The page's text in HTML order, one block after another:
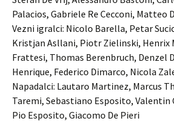
Palacios, Gabriele Re Cecconi, Matteo
Vezni igralci: Nicolo Barella, Petar
Kristjan Asllani, Piotr Zielinski, Henrix
Frattesi, Thomas Berenbruch, Denzel
Henrique, Federico Dimarco, Nicola
Napadalci: Lautaro Martinez, Marcus
Taremi, Sebastiano Esposito, Valentin
Pio Esposito, Giacomo De Pieri